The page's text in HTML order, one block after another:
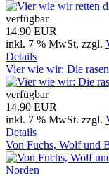
verfügbar
14.90 EUR
inkl. 7 % MwSt. zzgl.
Details
Vier wie wir: Die
verfügbar
14.90 EUR
inkl. 7 % MwSt. zzgl.
Details
Von Fuchs, Wolf und